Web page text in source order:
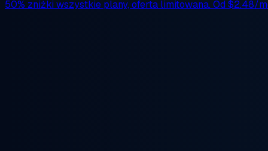
50% zniżki wszystkie plany, oferta limitowana. Od $2.48/